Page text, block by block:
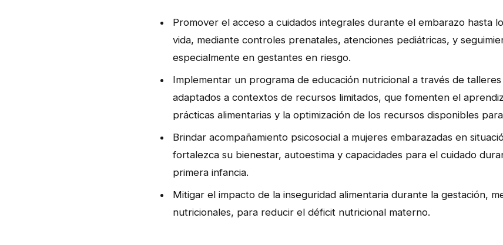
Promover el acceso a cuidados integrales durante el embarazo hasta
vida, mediante controles prenatales, atenciones pediátricas, y
especialmente en gestantes en riesgo.
Implementar un programa de educación nutricional a través de
adaptados a contextos de recursos limitados, que fomenten el
prácticas alimentarias y la optimización de los recursos disponibles
Brindar acompañamiento psicosocial a mujeres embarazadas en
fortalezca su bienestar, autoestima y capacidades para el cuidado
primera infancia.
Mitigar el impacto de la inseguridad alimentaria durante la gestación,
nutricionales, para reducir el déficit nutricional materno.